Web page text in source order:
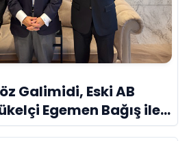
Galimidi, Eski AB
Egemen Bağış ile